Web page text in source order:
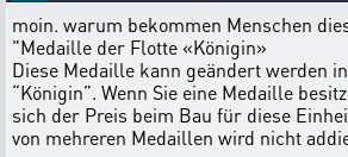
moin. warum bekommen Menschen
"Medaille der Flotte «Königin»
Diese Medaille kann geändert werden
“Königin”. Wenn Sie eine Medaille
sich der Preis beim Bau für diese
von mehreren Medaillen wird nicht